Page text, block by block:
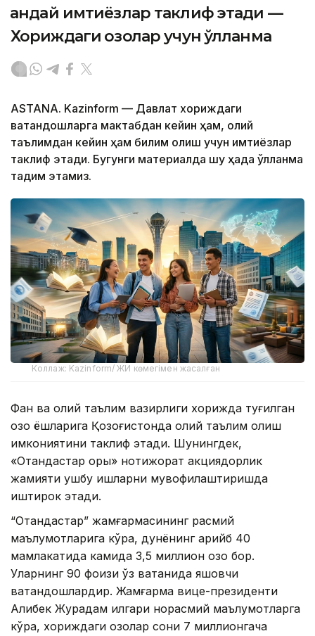
қандай имтиёзлар таклиф этади —
Хориждаги қозоқлар учун қўлланма
ASTANA. Kazinform — Давлат хориждаги
ватандошларга мактабдан кейин ҳам, олий
таълимдан кейин ҳам билим олиш учун имтиёзлар
таклиф этади. Бугунги материалда шу ҳақда қўлланма
тақдим этамиз.
Коллаж: Kazinform/ ЖИ көмегімен жасалған
Фан ва олий таълим вазирлиги хорижда туғилган
қозоқ ёшларига Қозоғистонда олий таълим олиш
имкониятини таклиф этади. Шунингдек,
«Отандастар қоры» нотижорат акциядорлик
жамияти ушбу ишларни мувофиқлаштиришда
иштирок этади.
“Отандастар” жамғармасининг расмий
маълумотларига кўра, дунёнинг қарийб 40
мамлакатида камида 3,5 миллион қозоқ бор.
Уларнинг 90 фоизи ўз ватанида яшовчи
ватандошлардир. Жамғарма вице-президенти
Алибек Журқадам илгари норасмий маълумотларга
кўра, хориждаги қозоқлар сони 7 миллионгача